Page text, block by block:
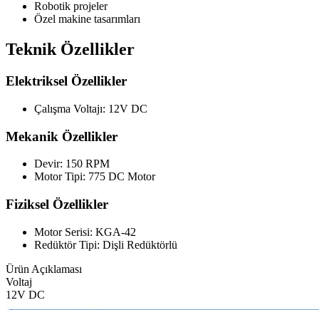
Robotik projeler
Özel makine tasarımları
Teknik Özellikler
Elektriksel Özellikler
Çalışma Voltajı: 12V DC
Mekanik Özellikler
Devir: 150 RPM
Motor Tipi: 775 DC Motor
Fiziksel Özellikler
Motor Serisi: KGA-42
Redüktör Tipi: Dişli Redüktörlü
Ürün Açıklaması
Voltaj
12V DC